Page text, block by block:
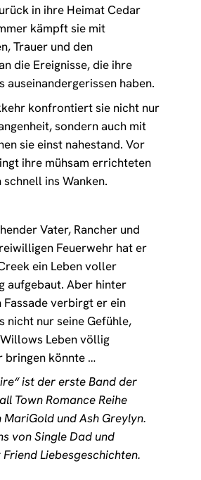
in ihre Heimat Cedar
kämpft sie mit
Trauer und den
die Ereignisse, die ihre
auseinandergerissen haben.
konfrontiert sie nicht nur
sondern auch mit
sie einst nahestand. Vor
ihre mühsam errichteten
ins Wanken.
Vater, Rancher und
Feuerwehr hat er
ein Leben voller
aufgebaut. Aber hinter
verbirgt er ein
nicht nur seine Gefühle,
Leben völlig
bringen könnte …
ist der erste Band der
Town Romance Reihe
MariGold und Ash Greylyn.
von Single Dad und
Friend Liebesgeschichten.